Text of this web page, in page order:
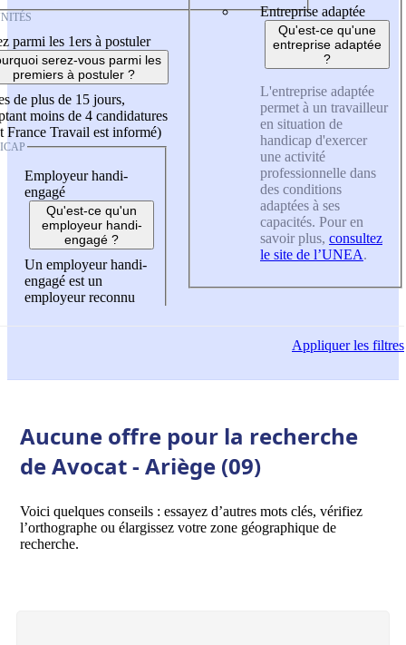
parmi les 1ers à postuler
serez-vous parmi les
premiers à postuler ?
de plus de 15 jours,
moins de 4 candidatures
France Travail est informé)
Employeur handi-
engagé
Qu'est-ce qu'un
employeur handi-
engagé ?
Un employeur handi-
engagé est un
employeur reconnu
Entreprise adaptée
Qu'est-ce qu'une
entreprise adaptée
?
L'entreprise adaptée
permet à un travailleur
en situation de
handicap d'exercer
une activité
professionnelle dans
des conditions
adaptées à ses
capacités. Pour en
savoir plus, consultez
le site de l’UNEA.
Appliquerles filtres
Aucune offre pour la recherche
de Avocat - Ariège (09)
Voici quelques conseils : essayez d’autres mots clés, vérifiez
l’orthographe ou élargissez votre zone géographique de
recherche.